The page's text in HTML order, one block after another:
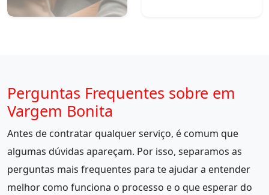
Perguntas Frequentes sobre em
Vargem Bonita
Antes de contratar qualquer serviço, é comum que
algumas dúvidas apareçam. Por isso, separamos as
perguntas mais frequentes para te ajudar a entender
melhor como funciona o processo e o que esperar do